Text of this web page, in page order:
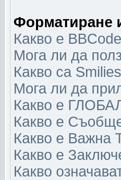
Форматиране
Какво е
Мога ли да
Какво са
Мога ли да
Какво е
Какво е
Какво е Важна
Какво е
Какво